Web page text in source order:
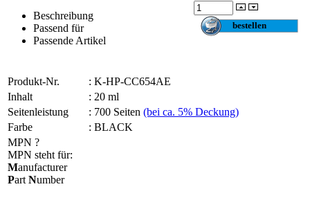
Beschreibung
Passend für
Passende Artikel
Produkt-Nr. : K-HP-CC654AE
Inhalt
: 20 ml
Seitenleistung
: 700 Seiten (bei ca. 5% Deckung)
Farbe
: BLACK
MPN ?
MPN steht für:
Manufacturer
Part Number